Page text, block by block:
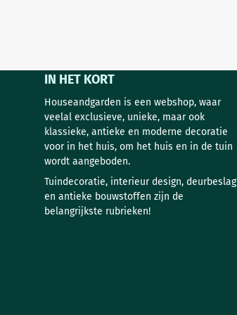
IN HET KORT
Houseandgarden is een webshop, waar
veelal exclusieve, unieke, maar ook
klassieke, antieke en moderne decoratie
voor in het huis, om het huis en in de tuin
wordt aangeboden.
Tuindecoratie, interieur design, deurbeslag
en antieke bouwstoffen zijn de
belangrijkste rubrieken!